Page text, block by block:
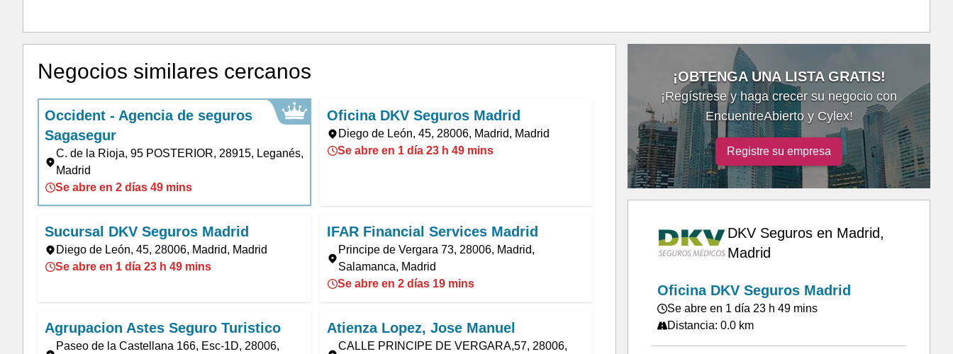
Negocios similares cercanos
Occident - Agencia de seguros
Sagasegur
C. de la Rioja, 95 POSTERIOR, 28915, Leganés,
Madrid
Se abre en 2 días 49 mins
Oficina DKV Seguros Madrid
Diego de León, 45, 28006, Madrid, Madrid
Se abre en 1 día 23 h 49 mins
Sucursal DKV Seguros Madrid
Diego de León, 45, 28006, Madrid, Madrid
Se abre en 1 día 23 h 49 mins
IFAR Financial Services Madrid
Principe de Vergara 73, 28006, Madrid,
Salamanca, Madrid
Se abre en 2 días 19 mins
Agrupacion Astes Seguro Turistico
Paseo de la Castellana 166, Esc-1D, 28006,
Atienza Lopez, Jose Manuel
CALLE PRINCIPE DE VERGARA,57, 28006,
¡OBTENGA UNA LISTA GRATIS!
¡Regístrese y haga crecer su negocio con
EncuentreAbierto y Cylex!
Registre su empresa
DKV Seguros en Madrid,
Madrid
Oficina DKV Seguros Madrid
Se abre en 1 día 23 h 49 mins
Distancia: 0.0 km